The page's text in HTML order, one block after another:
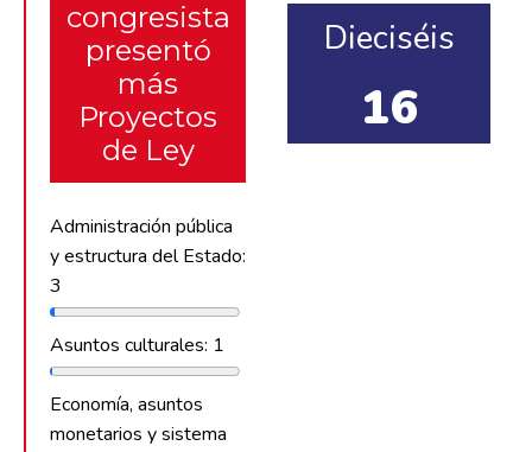
congresista
presentó
más
Proyectos
de Ley
Administración pública
y estructura del Estado:
3
Asuntos culturales: 1
Economía, asuntos
monetarios y sistema
Dieciséis
16